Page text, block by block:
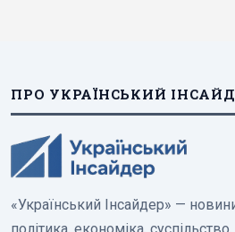
ПРО УКРАЇНСЬКИЙ
«Український Інсайдер» —
політика, економіка, суспільство,